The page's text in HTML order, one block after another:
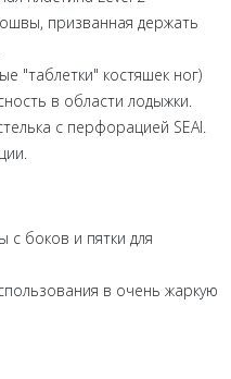
призванная держать
"таблетки" костяшек ног)
в области лодыжки.
с перфорацией SEAI.
боков и пятки для
в очень жаркую